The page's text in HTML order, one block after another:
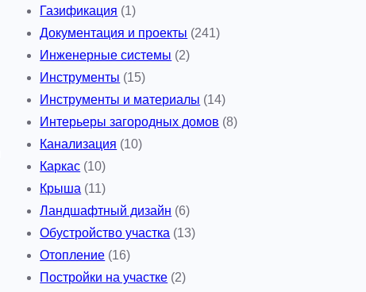
Газификация (1)
Документация и проекты (241)
Инженерные системы (2)
Инструменты (15)
Инструменты и материалы (14)
Интерьеры загородных домов (8)
Канализация (10)
Каркас (10)
Крыша (11)
Ландшафтный дизайн (6)
Обустройство участка (13)
Отопление (16)
Постройки на участке (2)